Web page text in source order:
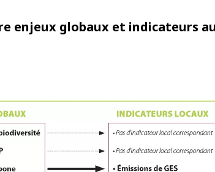
enjeux globaux et indicateurs